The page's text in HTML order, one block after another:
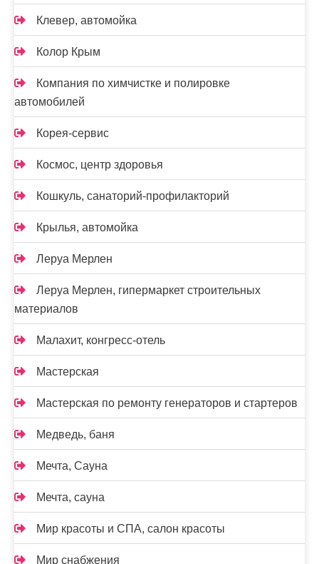
Клевер, автомойка
Колор Крым
Компания по химчистке и полировке
автомобилей
Корея-сервис
Космос, центр здоровья
Кошкуль, санаторий-профилакторий
Крылья, автомойка
Леруа Мерлен
Леруа Мерлен, гипермаркет строительных
материалов
Малахит, конгресс-отель
Мастерская
Мастерская по ремонту генераторов и стартеров
Медведь, баня
Мечта, Сауна
Мечта, сауна
Мир красоты и СПА, салон красоты
Мир снабжения